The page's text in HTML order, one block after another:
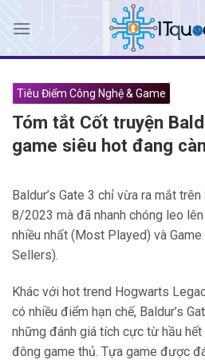
Tiêu Điểm Công Nghệ & Game
Tóm tắt Cốt truyện
game siêu hot đang
Baldur’s Gate 3 chỉ vừa ra mắt
8/2023 mà đã nhanh chóng leo
nhiều nhất (Most Played) và
Sellers).
Khác với hot trend Hogwarts
có nhiều điểm hạn chế, Baldur’s
những đánh giá tích cực từ hầu
đông game thủ. Tựa game được